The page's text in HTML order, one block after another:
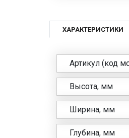
ХАРАКТЕРИСТИКИ
Артикул (код
Высота, мм
Ширина, мм
Глубина, мм